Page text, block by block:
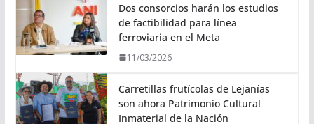
Dos consorcios harán los estudios
de factibilidad para línea
ferroviaria en el Meta
11/03/2026
Carretillas frutícolas de Lejanías
son ahora Patrimonio Cultural
Inmaterial de la Nación